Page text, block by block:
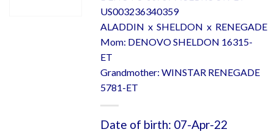
US003236340359
ALADDIN x SHELDON x RENEGADE
Mom: DENOVO SHELDON 16315-
ET
Grandmother: WINSTAR RENEGADE
5781-ET
Date of birth: 07-Apr-22